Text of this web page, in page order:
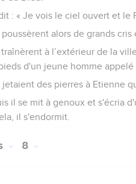
: « Je vois le ciel ouvert et le
poussèrent alors de grands
à l’extérieur de la
d'un jeune homme appelé
jetaient des pierres à Etienne
il se mit à genoux et s'écria
il s'endormit.
8